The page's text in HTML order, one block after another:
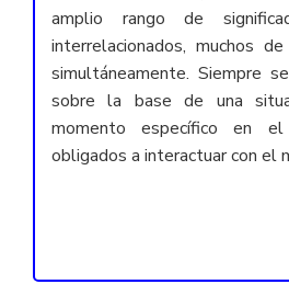
amplio rango de
interrelacionados, muchos
simultáneamente. Siempre
sobre la base de una
momento específico en
obligados a interactuar con el